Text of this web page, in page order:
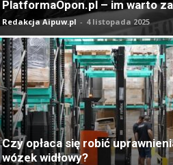
PlatformaOpon.pl – im warto
Redakcja Aipuw.pl - 4 listopada 2025
Czy opłaca się robić
wózek widłowy?